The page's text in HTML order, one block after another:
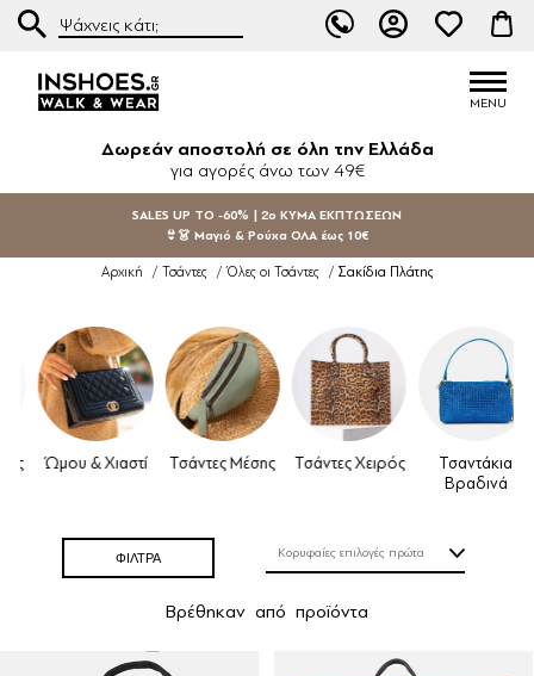
Δωρεάν αποστολή σε όλη την Ελλάδα
για αγορές άνω των 49€
SALES UP TO -60% | 2ο ΚΥΜΑ ΕΚΠΤΩΣΕΩΝ
👙👗 Μαγιό & Ρούχα ΟΛΑ έως 10€
Αρχική / Τσάντες / Όλες οι Τσάντες / Σακίδια Πλάτης
Ώμου & Χιαστί Τσάντες Μέσης Τσάντες Χειρός
Τσαντάκια
Βραδινά
ΦΙΛΤΡΑ
Βρέθηκαν από προϊόντα